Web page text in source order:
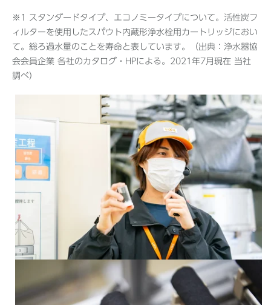
※1 スタンダードタイプ、エコノミータイプについて。活性炭フ
ィルターを使用したスパウト内蔵形浄水栓用カートリッジにおい
て。総ろ過水量のことを寿命と表しています。（出典：浄水器協
会会員企業 各社のカタログ・HPによる。2021年7月現在 当社
調べ）